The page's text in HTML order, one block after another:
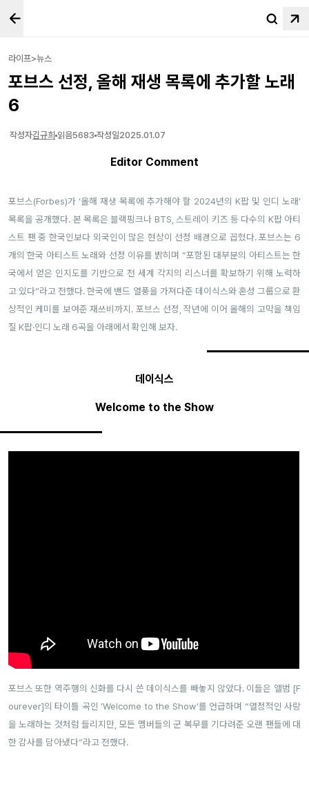
라이프>뉴스
포브스 선정, 올해 재생 목록에 추가할 노래
6
작성자김규희 읽음5683 작성일2025.01.07
Editor Comment
포브스(Forbes)가 ‘올해 재생 목록에 추가해야 할 2024년의 K팝 및 인디 노래’
목록을 공개했다. 본 목록은 블랙핑크나 BTS, 스트레이 키즈 등 다수의 K팝 아티
스트 팬 중 한국인보다 외국인이 많은 현상이 선정 배경으로 꼽혔다. 포브스는 6
개의 한국 아티스트 노래와 선정 이유를 밝히며 “포함된 대부분의 아티스트는 한
국에서 얻은 인지도를 기반으로 전 세계 각지의 리스너를 확보하기 위해 노력하
고 있다”라고 전했다. 한국에 밴드 열풍을 가져다준 데이식스와 혼성 그룹으로 환
상적인 케미를 보여준 재쓰비까지. 포브스 선정, 작년에 이어 올해의 고막을 책임
질 K팝·인디 노래 6곡을 아래에서 확인해 보자.
데이식스
Welcome to the Show
포브스 또한 역주행의 신화를 다시 쓴 데이식스를 빼놓지 않았다. 이들은 앨범 [F
ourever]의 타이틀 곡인 ‘Welcome to the Show’를 언급하며 “열정적인 사랑
을 노래하는 것처럼 들리지만, 모든 멤버들의 군 복무를 기다려준 오랜 팬들에 대
한 감사를 담아냈다”라고 전했다.